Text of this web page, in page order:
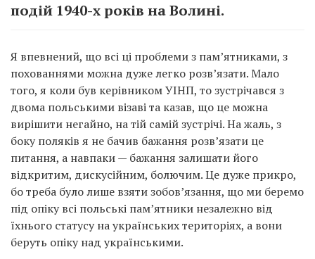
подій 1940-х років на Волині.
Я впевнений, що всі ці проблеми з пам’ятниками, з
похованнями можна дуже легко розв’язати. Мало
того, я коли був керівником УІНП, то зустрічався з
двома польськими візаві та казав, що це можна
вирішити негайно, на тій самій зустрічі. На жаль, з
боку поляків я не бачив бажання розв’язати це
питання, а навпаки — бажання залишати його
відкритим, дискусійним, болючим. Це дуже прикро,
бо треба було лише взяти зобов’язання, що ми беремо
під опіку всі польські пам’ятники незалежно від
їхнього статусу на українських територіях, а вони
беруть опіку над українськими.